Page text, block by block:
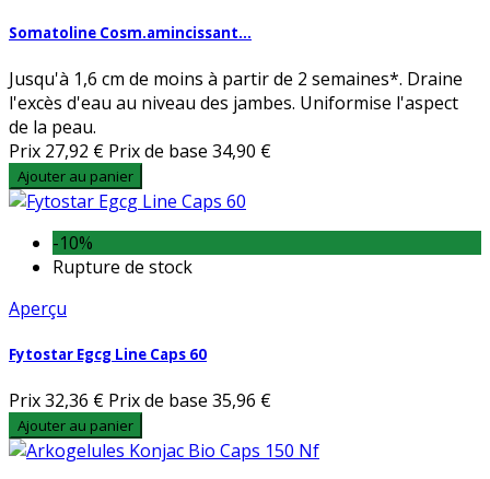
Somatoline Cosm.amincissant...
Jusqu'à 1,6 cm de moins à partir de 2 semaines*. Draine
l'excès d'eau au niveau des jambes. Uniformise l'aspect
de la peau.
Prix 27,92 € Prix de base 34,90 €
Ajouter au panier
-10%
Rupture de stock
Aperçu
Fytostar Egcg Line Caps 60
Prix32,36 € Prix de base 35,96 €
Ajouter au panier